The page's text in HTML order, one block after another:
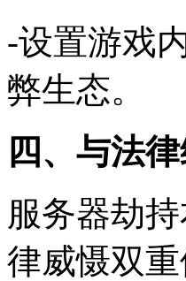
-设置游戏
弊生态。
四、与法
服务器劫
律威慑双